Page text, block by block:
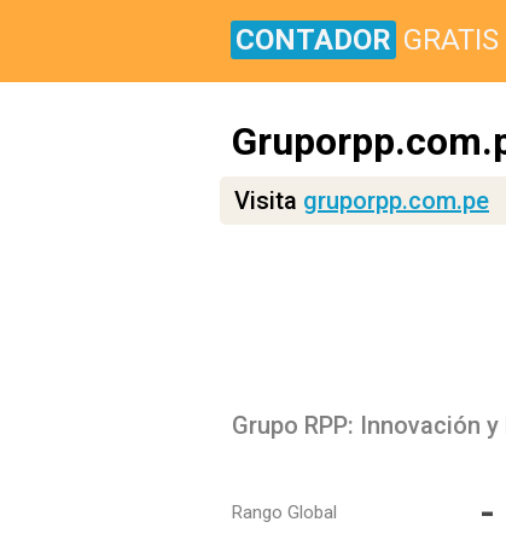
CONTADOR GRATIS
Visita gruporpp.com.pe
Grupo RPP: Innovación
Rango Global -